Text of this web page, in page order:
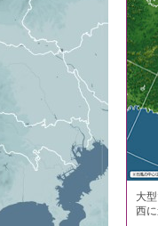
大
西